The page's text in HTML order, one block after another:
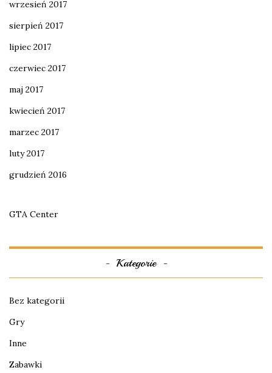
wrzesień 2017
sierpień 2017
lipiec 2017
czerwiec 2017
maj 2017
kwiecień 2017
marzec 2017
luty 2017
grudzień 2016
GTA Center
Kategorie
Bez kategorii
Gry
Inne
Zabawki